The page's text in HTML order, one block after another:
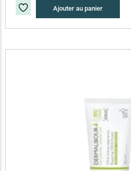
Ajouter au panier